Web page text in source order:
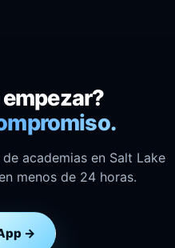
academias en Salt Lake
menos de 24 horas.
→